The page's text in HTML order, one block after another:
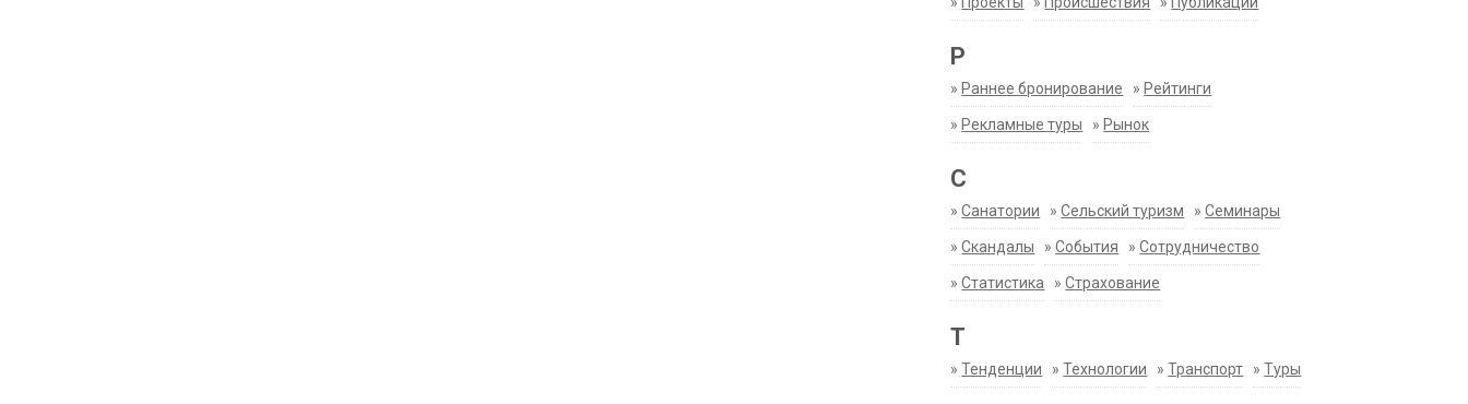
Р
» Раннее бронирование » Рейтинги
» Рекламные туры » Рынок
С
»Санатории »Сельский туризм »Семинары
»Скандалы »События »Сотрудничество
»Статистика »Страхование
Т
»Тенденции »Технологии »Транспорт »Туры